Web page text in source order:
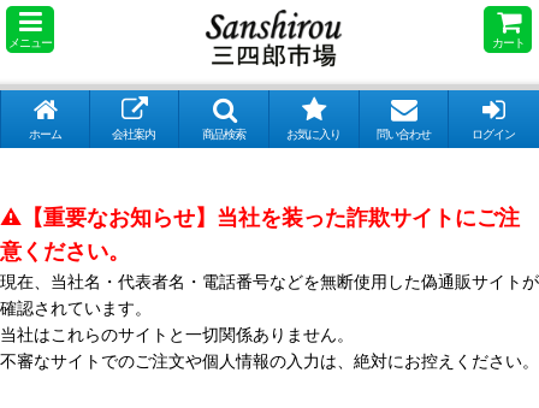
メニュー カート
ホーム 会社案内 商品検索 お気に入り 問い合わせ ログイン
⚠️【重要なお知らせ】当社を装った詐欺サイトにご注
意ください。
現在、当社名・代表者名・電話番号などを無断使用した偽通販サイトが
確認されています。
当社はこれらのサイトと一切関係ありません。
不審なサイトでのご注文や個人情報の入力は、絶対にお控えください。
ア
ト企画